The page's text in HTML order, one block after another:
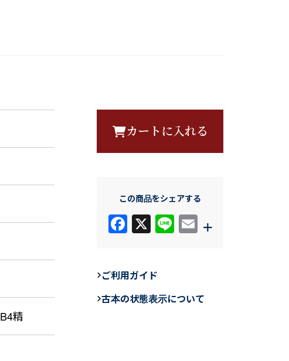
精
カートに入れる
この商品をシェアする
F
a
e
b
X Li
n
E
+
ご利用ガイド
古本の状態表示について